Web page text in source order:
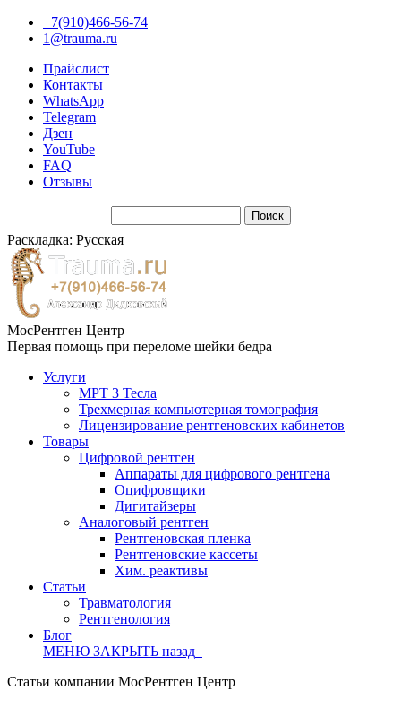
+7(910)466-56-74
1@trauma.ru
Прайслист
Контакты
WhatsApp
Telegram
Дзен
YouTube
FAQ
Отзывы
Раскладка: Русская
МосРентген Центр
Первая помощь при переломе шейки бедра
Услуги
МРТ 3 Тесла
Трехмерная компьютерная томография
Лицензирование рентгеновских кабинетов
Товары
Цифровой рентген
Аппараты для цифрового рентгена
Оцифровщики
Дигитайзеры
Аналоговый рентген
Рентгеновская пленка
Рентгеновские кассеты
Хим. реактивы
Статьи
Травматология
Рентгенология
Блог
МЕНЮ ЗАКРЫТЬ назад
Статьи компании МосРентген Центр